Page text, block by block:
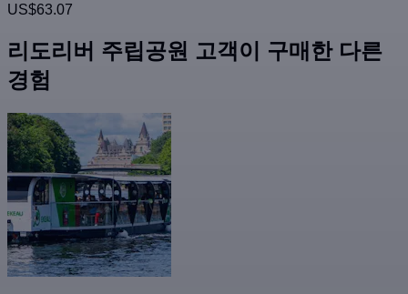
US$63.07
리도리버 주립공원 고객이 구매한 다른
경험